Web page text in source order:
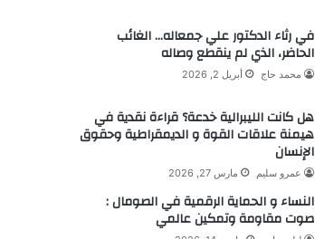
في رثاء الدكتور علي جمعاله… الغائب
الحاضر، الذي لم ينقطع وصاله
محمد حاج أبريل 2, 2026
هل كانت الليبرالية خدعة؟ قراءة نقدية في
هيمنة علاقات القوة و الديمقراطية وحقوق
الإنسان
عمرو سليم مارس 27, 2026
النساء و الحماية الرقمية في الصومال :
صوت مقاومة وتمكين عالمي